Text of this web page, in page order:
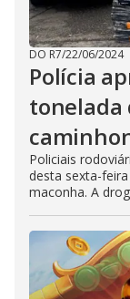
DO R7/22/06/2024
Polícia
tonelada
Policiais
desta sexta-
maconha. A